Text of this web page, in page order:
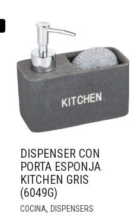
DISPENSER CON
PORTA ESPONJA
KITCHEN GRIS
(6049G)
COCINA, DISPENSERS